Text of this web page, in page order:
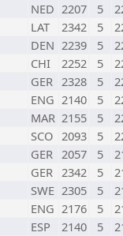
NED 2207 5
LAT 2342 5
DEN 2239 5
CHI 2252 5
GER 2328 5
ENG 2140 5
MAR 2155 5
SCO 2093 5
GER 2057 5
GER 2342 5
SWE 2305 5
ENG 2176 5
ESP 2140 5